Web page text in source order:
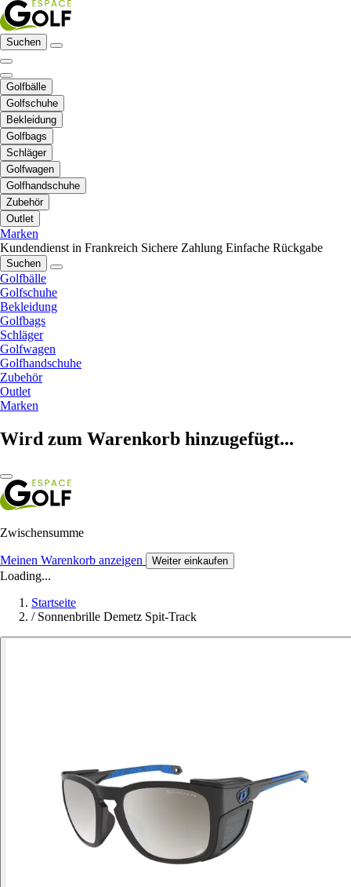
Suchen
Golfbälle
Golfschuhe
Bekleidung
Golfbags
Schläger
Golfwagen
Golfhandschuhe
Zubehör
Outlet
Marken
Kundendienst in Frankreich Sichere Zahlung Einfache Rückgabe
Suchen
Golfbälle
Golfschuhe
Bekleidung
Golfbags
Schläger
Golfwagen
Golfhandschuhe
Zubehör
Outlet
Marken
Wird zum Warenkorb hinzugefügt...
Zwischensumme
Meinen Warenkorb anzeigen Weiter einkaufen
Loading...
Startseite
/ Sonnenbrille Demetz Spit-Track